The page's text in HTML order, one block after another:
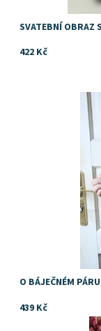
SVATEBNÍ OBRAZ
422 Kč
O BÁJEČNÉM
439 Kč
Přinášíme vám